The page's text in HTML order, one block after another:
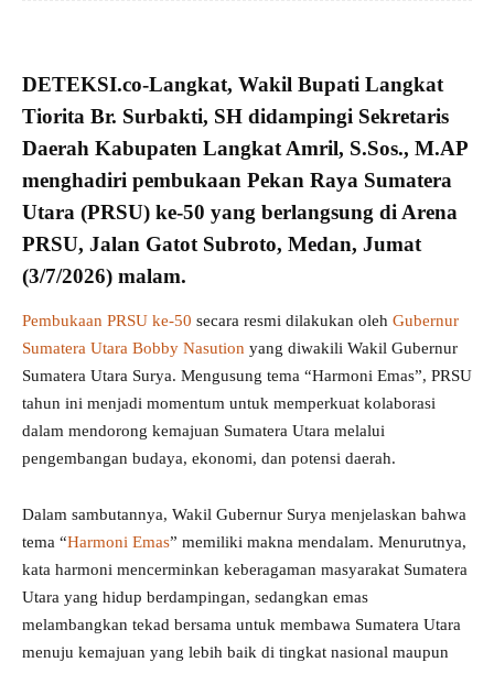
DETEKSI.co-Langkat, Wakil Bupati Langkat
Tiorita Br. Surbakti, SH didampingi Sekretaris
Daerah Kabupaten Langkat Amril, S.Sos., M.AP
menghadiri pembukaan Pekan Raya Sumatera
Utara (PRSU) ke-50 yang berlangsung di Arena
PRSU, Jalan Gatot Subroto, Medan, Jumat
(3/7/2026) malam.
Pembukaan PRSU ke-50 secara resmi dilakukan oleh Gubernur
Sumatera Utara Bobby Nasution yang diwakili Wakil Gubernur
Sumatera Utara Surya. Mengusung tema “Harmoni Emas”, PRSU
tahun ini menjadi momentum untuk memperkuat kolaborasi
dalam mendorong kemajuan Sumatera Utara melalui
pengembangan budaya, ekonomi, dan potensi daerah.
Dalam sambutannya, Wakil Gubernur Surya menjelaskan bahwa
tema “Harmoni Emas” memiliki makna mendalam. Menurutnya,
kata harmoni mencerminkan keberagaman masyarakat Sumatera
Utara yang hidup berdampingan, sedangkan emas
melambangkan tekad bersama untuk membawa Sumatera Utara
menuju kemajuan yang lebih baik di tingkat nasional maupun